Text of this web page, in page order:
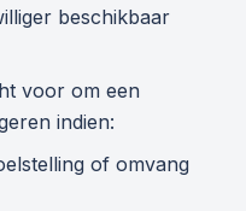
beschikbaar
voor om een
indien:
of omvang